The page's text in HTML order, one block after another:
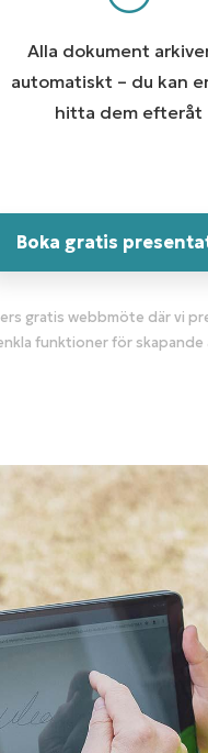
Alla dokument
automatiskt – du kan
hitta dem efteråt
Boka gratis
gratis webbmöte där vi
funktioner för skapande